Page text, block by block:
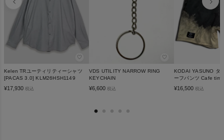
♡
Kelen TRユーティリティーシャツ
[PACAS 3.0] KLM26HSH1149
¥17,930 税込
♡
VDS UTILITY NARROW RING
KEYCHAIN
¥6,600 税込
KODAI YASUNO タ
ーフパンツ Cafe time
¥16,500 税込